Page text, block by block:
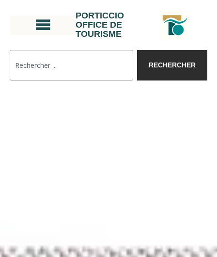
PORTICCIO
OFFICE DE
TOURISME
RECHERCHER